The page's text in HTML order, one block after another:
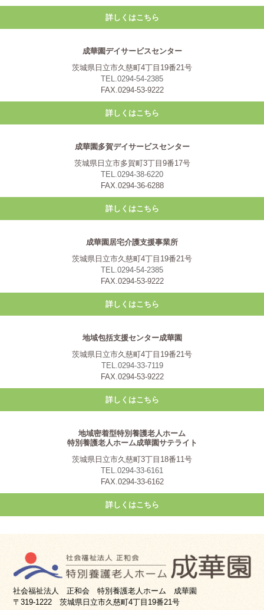
詳しくはこちら
成華園デイサービスセンター
茨城県日立市久慈町4丁目19番21号
TEL.0294-54-2385
FAX.0294-53-9222
詳しくはこちら
成華園多賀デイサービスセンター
茨城県日立市多賀町3丁目9番17号
TEL.0294-38-6220
FAX.0294-36-6288
詳しくはこちら
成華園居宅介護支援事業所
茨城県日立市久慈町4丁目19番21号
TEL.0294-54-2385
FAX.0294-53-9222
詳しくはこちら
地域包括支援センター成華園
茨城県日立市久慈町4丁目19番21号
TEL.0294-33-7119
FAX.0294-53-9222
詳しくはこちら
地域密着型特別養護老人ホーム
特別養護老人ホーム成華園サテライト
茨城県日立市久慈町3丁目18番11号
TEL.0294-33-6161
FAX.0294-33-6162
詳しくはこちら
社会福祉法人 正和会 特別養護老人ホーム 成華園
〒319-1222 茨城県日立市久慈町4丁目19番21号